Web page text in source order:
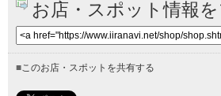
お店・スポット情報
■このお店・スポットを共有する